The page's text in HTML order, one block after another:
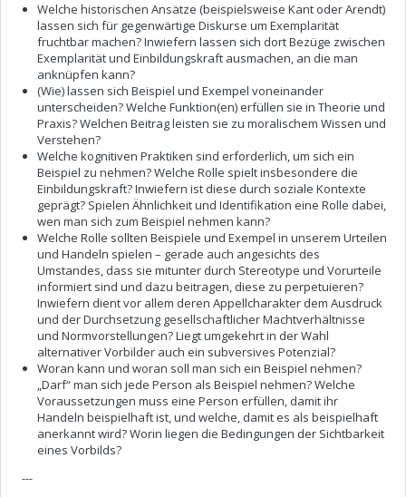
Welche historischen Ansätze (beispielsweise Kant oder Arendt)
lassen sich für gegenwärtige Diskurse um Exemplarität
fruchtbar machen? Inwiefern lassen sich dort Bezüge zwischen
Exemplarität und Einbildungskraft ausmachen, an die man
anknüpfen kann?
(Wie) lassen sich Beispiel und Exempel voneinander
unterscheiden? Welche Funktion(en) erfüllen sie in Theorie und
Praxis? Welchen Beitrag leisten sie zu moralischem Wissen und
Verstehen?
Welche kognitiven Praktiken sind erforderlich, um sich ein
Beispiel zu nehmen? Welche Rolle spielt insbesondere die
Einbildungskraft? Inwiefern ist diese durch soziale Kontexte
geprägt? Spielen Ähnlichkeit und Identifikation eine Rolle dabei,
wen man sich zum Beispiel nehmen kann?
Welche Rolle sollten Beispiele und Exempel in unserem Urteilen
und Handeln spielen – gerade auch angesichts des
Umstandes, dass sie mitunter durch Stereotype und Vorurteile
informiert sind und dazu beitragen, diese zu perpetuieren?
Inwiefern dient vor allem deren Appellcharakter dem Ausdruck
und der Durchsetzung gesellschaftlicher Machtverhältnisse
und Normvorstellungen? Liegt umgekehrt in der Wahl
alternativer Vorbilder auch ein subversives Potenzial?
Woran kann und woran soll man sich ein Beispiel nehmen?
„Darf“ man sich jede Person als Beispiel nehmen? Welche
Voraussetzungen muss eine Person erfüllen, damit ihr
Handeln beispielhaft ist, und welche, damit es als beispielhaft
anerkannt wird? Worin liegen die Bedingungen der Sichtbarkeit
eines Vorbilds?
---